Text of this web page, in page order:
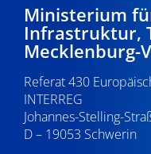
Ministerium
Infrastruktur,
Mecklenburg-
Referat 430
INTERREG
Johannes-Stelling-
D – 19053 Schwerin